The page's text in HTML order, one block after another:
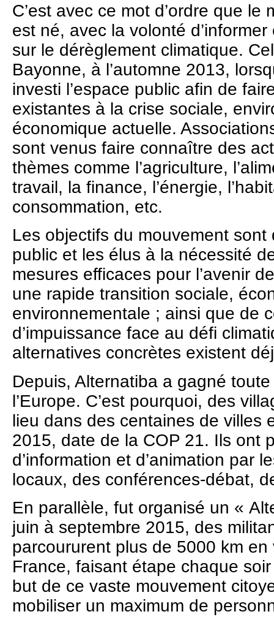
C’est avec ce mot d’ordre que
est né, avec la volonté
sur le dérèglement climatique.
Bayonne, à l’automne 2013,
investi l’espace public afin de
existantes à la crise sociale,
économique actuelle.
sont venus faire connaître des
thèmes comme l’agriculture,
travail, la finance, l’énergie,
consommation, etc.
Les objectifs du mouvement
public et les élus à la nécessité
mesures efficaces pour l’avenir
une rapide transition sociale,
environnementale ; ainsi que de
d’impuissance face au défi
alternatives concrètes existent
Depuis, Alternatiba a gagné
l’Europe. C’est pourquoi, des
lieu dans des centaines de villes
2015, date de la COP 21. Ils ont
d’information et d’animation par
locaux, des conférences-débat,
En parallèle, fut organisé un «
juin à septembre 2015, des
parcoururent plus de 5000 km
France, faisant étape chaque
but de ce vaste mouvement
mobiliser un maximum de